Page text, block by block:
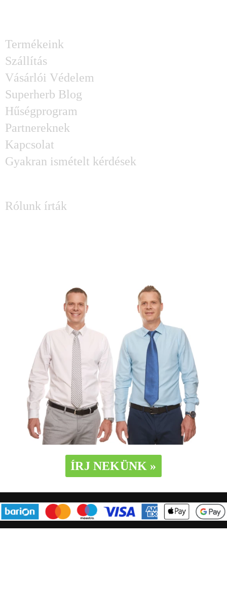
Termékeink
Szállítás
Vásárlói Védelem
Superherb Blog
Hűségprogram
Partnereknek
Kapcsolat
Gyakran ismételt kérdések
Rólunk írták
ÍRJ NEKÜNK »